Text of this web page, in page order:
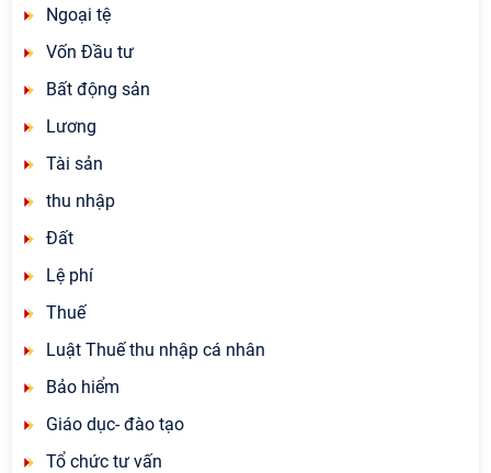
Ngoại tệ
Vốn Đầu tư
Bất động sản
Lương
Tài sản
thu nhập
Đất
Lệ phí
Thuế
Luật Thuế thu nhập cá nhân
Bảo hiểm
Giáo dục- đào tạo
Tổ chức tư vấn